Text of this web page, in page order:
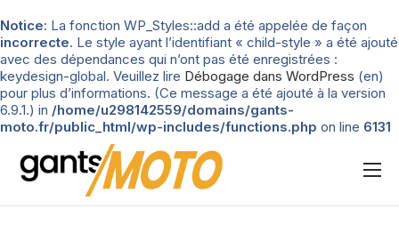
Notice: La fonction WP_Styles::add a été appelée de façon
incorrecte. Le style ayant l’identifiant « child-style » a été ajouté
avec des dépendances qui n’ont pas été enregistrées :
keydesign-global. Veuillez lire Débogage dans WordPress (en)
pour plus d’informations. (Ce message a été ajouté à la version
6.9.1.) in /home/u298142559/domains/gants-
moto.fr/public_html/wp-includes/functions.php on line 6131
Nos tests